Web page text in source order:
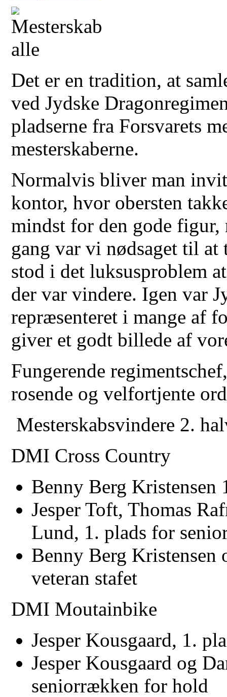
Det er en tradition, at
ved Jydske
pladserne fra Forsvarets
mesterskaberne.
Normalvis bliver man
kontor, hvor obersten
mindst for den gode figur,
gang var vi nødsaget til at
stod i det luksusproblem
der var vindere. Igen var
repræsenteret i mange af
giver et godt billede af
Fungerende
rosende og velfortjente
Mesterskabsvindere 2.
DMI Cross Country
Benny Berg Kristensen
Jesper Toft, Thomas
Lund, 1. plads for
Benny Berg Kristensen
veteran stafet
DMI Moutainbike
Jesper Kousgaard, 1.
Jesper Kousgaard og
seniorrækken for hold